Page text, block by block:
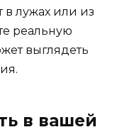
в лужах или из
реальную
выглядеть
в вашей